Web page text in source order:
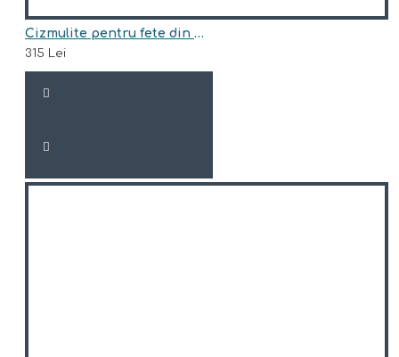
Cizmulite pentru fete din piele naturala,imblanite model DITA
315 Lei